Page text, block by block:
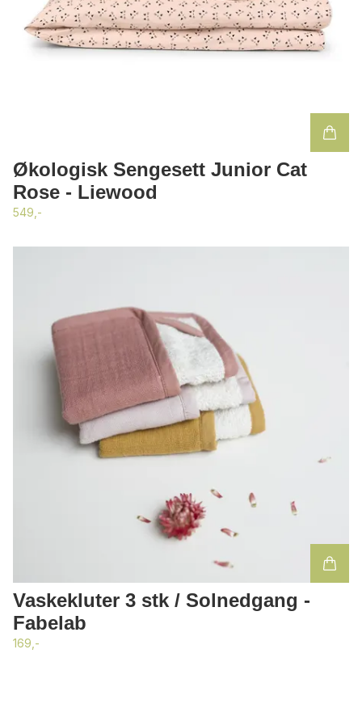
Økologisk Sengesett Junior Cat
Rose - Liewood
549,-
Vaskekluter 3 stk / Solnedgang -
Fabelab
169,-